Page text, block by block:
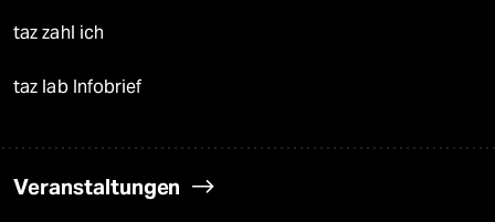
taz zahl ich
taz lab Infobrief
Veranstaltungen